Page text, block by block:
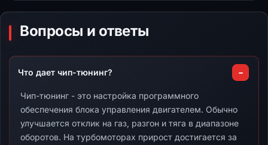
Вопросы и ответы
Что дает чип-тюнинг?
Чип-тюнинг - это настройка программного
обеспечения блока управления двигателем. Обычно
улучшается отклик на газ, разгон и тяга в диапазоне
оборотов. На турбомоторах прирост достигается за